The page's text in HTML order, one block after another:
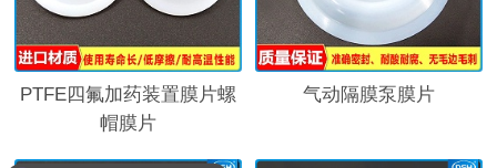
PTFE四氟加药装置膜片螺
帽膜片
气动隔膜泵膜片